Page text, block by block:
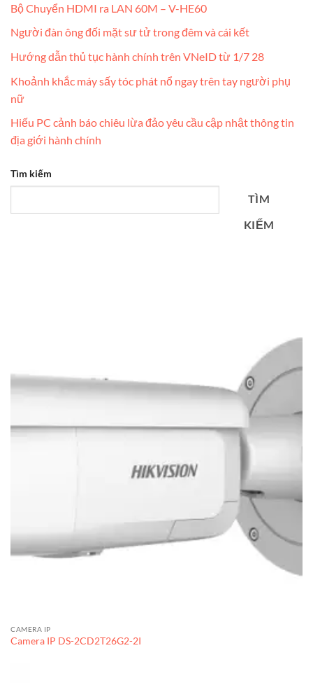
Bộ Chuyển HDMI ra LAN 60M – V-HE60
Người đàn ông đối mặt sư tử trong đêm và cái kết
Hướng dẫn thủ tục hành chính trên VNeID từ 1/7 28
Khoảnh khắc máy sấy tóc phát nổ ngay trên tay người phụ
nữ
Hiếu PC cảnh báo chiêu lừa đảo yêu cầu cập nhật thông tin
địa giới hành chính
Tìm kiếm
TÌM
KIẾM
CAMERA IP
Camera IP DS-2CD2T26G2-2I